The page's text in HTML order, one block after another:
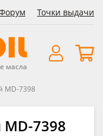
Точки выдачи
масла
MD-7398
7398